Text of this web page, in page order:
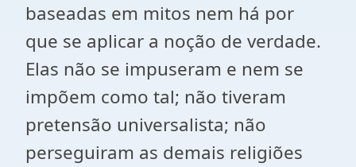
baseadas em mitos nem há por
que se aplicar a noção de verdade.
Elas não se impuseram e nem se
impõem como tal; não tiveram
pretensão universalista; não
perseguiram as demais religiões